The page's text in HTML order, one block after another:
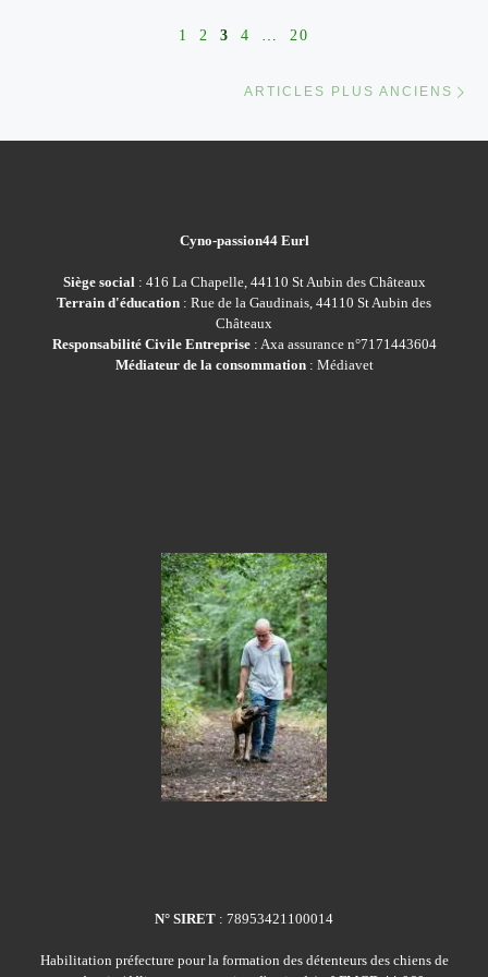
1 2 3 4 … 20
ARTICLES PLUS ANCIENS
Cyno-passion44 Eurl
Siège social: 416 La Chapelle, 44110 St Aubin des Châteaux
Terrain d'éducation : Rue de la Gaudinais, 44110 St Aubin des
Châteaux
Responsabilité Civile Entreprise: Axa assurance n°7171443604
Médiateur de la consommation: Médiavet
N° SIRET : 78953421100014
Habilitation préfecture pour la formation des détenteurs des chiens de